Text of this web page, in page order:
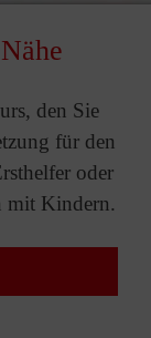
den Sie
für den
oder
mit Kindern.